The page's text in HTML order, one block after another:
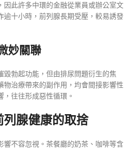
因此許多中環的金融從業員或辦公室文
逾十小時，前列腺長期受壓，較易誘發
妙關聯
毀勃起功能，但由排尿問題衍生的焦
物治療帶來的副作用，均會間接影響性
往往形成惡性循環。
腺健康的取捨
響不容忽視。茶餐廳的奶茶、咖啡等含